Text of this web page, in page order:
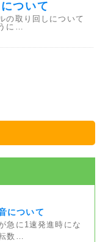
ついて
の取り回しについて
に…
について
急に1速発進時にな
数…